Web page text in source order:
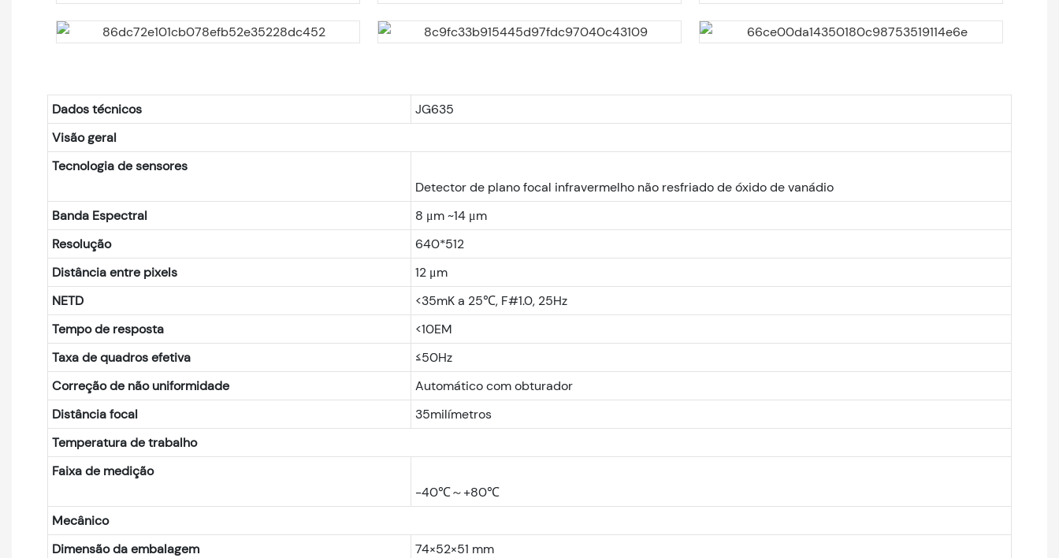
Dados técnicos
JG635
Visão geral
Tecnologia de sensores
Detector de plano focal infravermelho não resfriado de óxido de vanádio
Banda Espectral
8 μm ~14 μm
Resolução
640*512
Distância entre pixels
12 μm
NETD
<35mK a 25℃, F#1.0, 25Hz
Tempo de resposta
<10EM
Taxa de quadros efetiva
≤50Hz
Correção de não uniformidade
Automático com obturador
Distância focal
35milímetros
Temperatura de trabalho
Faixa de medição
-40℃～+80℃
Mecânico
Dimensão da embalagem
74×52×51 mm